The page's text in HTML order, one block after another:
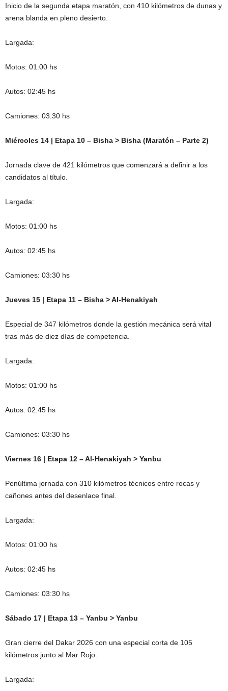
Inicio de la segunda etapa maratón, con 410 kilómetros de dunas y
arena blanda en pleno desierto.
Largada:
Motos: 01:00 hs
Autos: 02:45 hs
Camiones: 03:30 hs
Miércoles 14 | Etapa 10 – Bisha > Bisha (Maratón – Parte 2)
Jornada clave de 421 kilómetros que comenzará a definir a los
candidatos al título.
Largada:
Motos: 01:00 hs
Autos: 02:45 hs
Camiones: 03:30 hs
Jueves 15 | Etapa 11 – Bisha > Al-Henakiyah
Especial de 347 kilómetros donde la gestión mecánica será vital
tras más de diez días de competencia.
Largada:
Motos: 01:00 hs
Autos: 02:45 hs
Camiones: 03:30 hs
Viernes 16 | Etapa 12 – Al-Henakiyah > Yanbu
Penúltima jornada con 310 kilómetros técnicos entre rocas y
cañones antes del desenlace final.
Largada:
Motos: 01:00 hs
Autos: 02:45 hs
Camiones: 03:30 hs
Sábado 17 | Etapa 13 – Yanbu > Yanbu
Gran cierre del Dakar 2026 con una especial corta de 105
kilómetros junto al Mar Rojo.
Largada: